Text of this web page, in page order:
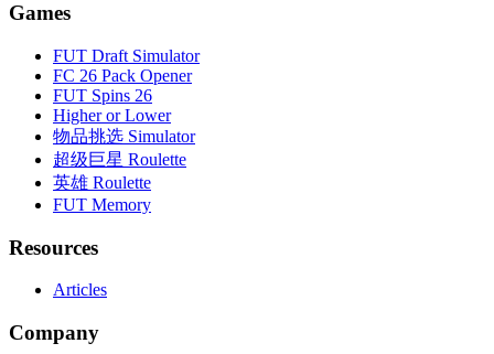
Games
FUT Draft Simulator
FC 26 Pack Opener
FUT Spins 26
Higher or Lower
物品挑选 Simulator
超级巨星 Roulette
英雄 Roulette
FUT Memory
Resources
Articles
Company